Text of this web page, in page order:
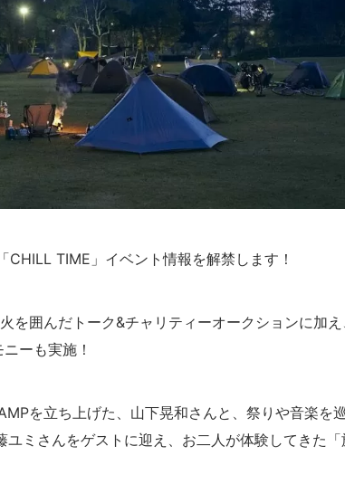
TIME」イベント情報を解禁します！
を囲んだトーク&チャリティーオークションに加え
ーも実施！
を立ち上げた、山下晃和さんと、祭りや音楽を巡
ミさんをゲストに迎え、お二人が体験してきた「